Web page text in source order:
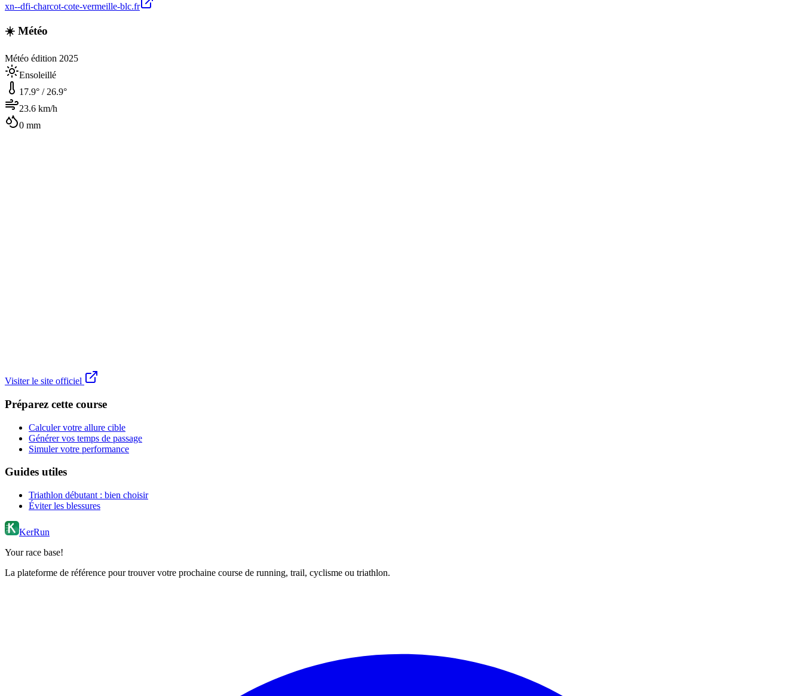
xn--dfi-charcot-cote-vermeille-blc.fr
☀️ Météo
Météo édition 2025
Ensoleillé
17.9° / 26.9°
23.6 km/h
0 mm
Visiter le site officiel
Préparez cette course
Calculer votre allure cible
Générer vos temps de passage
Simuler votre performance
Guides utiles
Triathlon débutant : bien choisir
Éviter les blessures
KerRun
Your race base!
La plateforme de référence pour trouver votre prochaine course de running, trail, cyclisme ou triathlon.